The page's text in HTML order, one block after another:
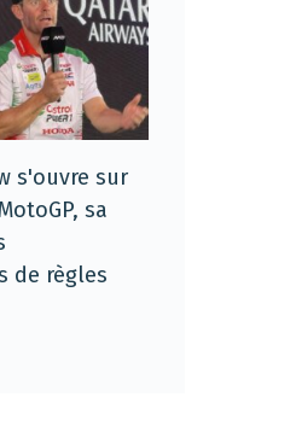
s'ouvre sur
sa
de règles